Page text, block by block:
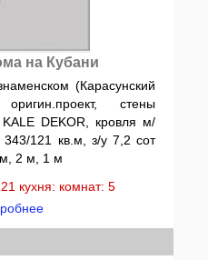
на Кубани
(Карасунский
стены
DEKOR, кровля м/
121 кв.м, з/у 7,2 сот
2 м, 1 м
кухня: комнат: 5